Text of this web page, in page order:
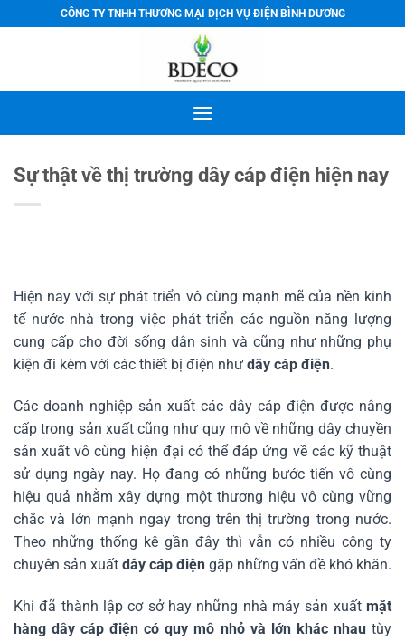
qua
CÔNG TY TNHH THƯƠNG MẠI DỊCH VỤ ĐIỆN BÌNH DƯƠNG
Sự thật về thị trường dây cáp điện hiện nay
Hiện nay với sự phát triển vô cùng mạnh mẽ của nền kinh
tế nước nhà trong việc phát triển các nguồn năng lượng
cung cấp cho đời sống dân sinh và cũng như những phụ
kiện đi kèm với các thiết bị điện như dây cáp điện.
Các doanh nghiệp sản xuất các dây cáp điện được nâng
cấp trong sản xuất cũng như quy mô về những dây chuyền
sản xuất vô cùng hiện đại có thể đáp ứng về các kỹ thuật
sử dụng ngày nay. Họ đang có những bước tiến vô cùng
hiệu quả nhằm xây dựng một thương hiệu vô cùng vững
chắc và lớn mạnh ngay trong trên thị trường trong nước.
Theo những thống kê gần đây thì vẫn có nhiều công ty
chuyên sản xuất dây cáp điện gặp những vấn đề khó khăn.
Khi đã thành lập cơ sở hay những nhà máy sản xuất mặt
hàng dây cáp điện có quy mô nhỏ và lớn khác nhautùy